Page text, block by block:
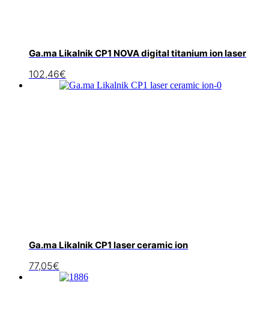
Ga.ma Likalnik CP1 NOVA digital titanium ion laser
102,46€
Ga.ma Likalnik CP1 laser ceramic ion
77,05€